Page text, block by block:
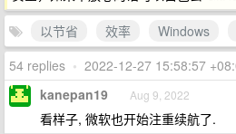
以节省
效率 Windows
54 replies • 2022-12-27 15:58:57
kanepan19 Aug 9, 2022
看样子, 微软也开始注重续航了.